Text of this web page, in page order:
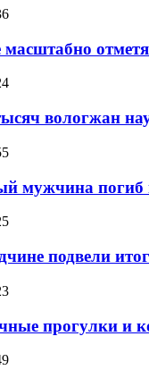
вологжан
мужчина погиб
подвели
прогулки и